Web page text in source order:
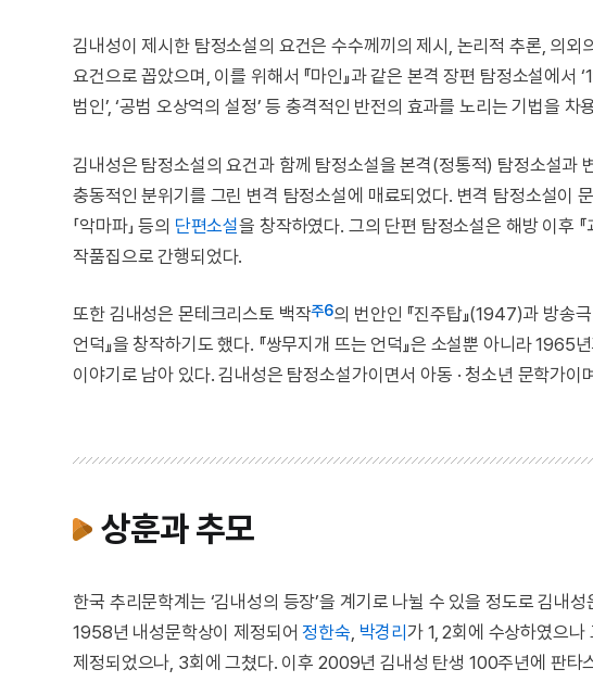
김내성이 제시한 탐정소설의 요건은 수수께끼의 제시, 논리적 추론, 의외
요건으로 꼽았으며, 이를 위해서 『마인』과 같은 본격 장편 탐정소설에서
범인’, ‘공범 오상억의 설정’ 등 충격적인 반전의 효과를 노리는 기법을 차
김내성은 탐정소설의 요건과 함께 탐정소설을 본격(정통적) 탐정소설과
충동적인 분위기를 그린 변격 탐정소설에 매료되었다. 변격 탐정소설이 문
「악마파」 등의 단편소설을 창작하였다. 그의 단편 탐정소설은 해방 이후
작품집으로 간행되었다.
또한 김내성은 몬테크리스토 백작주6의 번안인 『진주탑』(1947)과 방송
언덕』을 창작하기도 했다. 『쌍무지개 뜨는 언덕』은 소설뿐 아니라
이야기로 남아 있다. 김내성은 탐정소설가이면서 아동 · 청소년 문학가이
상훈과 추모
한국 추리문학계는 ‘김내성의 등장’을 계기로 나뉠 수 있을 정도로 김내
1958년 내성문학상이 제정되어정한숙 박경리가 1, 2회에 수상하였으
제정되었으나, 3회에 그쳤다. 이후 2009년 김내성 탄생 100주년에 판타